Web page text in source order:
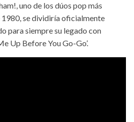
uno de los dúos pop más
1980, se dividiría oficialmente
para siempre su legado con
Up Before You Go-Go’.